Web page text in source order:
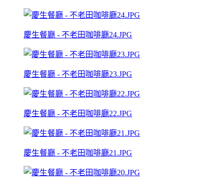
慶生餐廳 - 不老田咖啡廳24.JPG
慶生餐廳 - 不老田咖啡廳23.JPG
慶生餐廳 - 不老田咖啡廳22.JPG
慶生餐廳 - 不老田咖啡廳21.JPG